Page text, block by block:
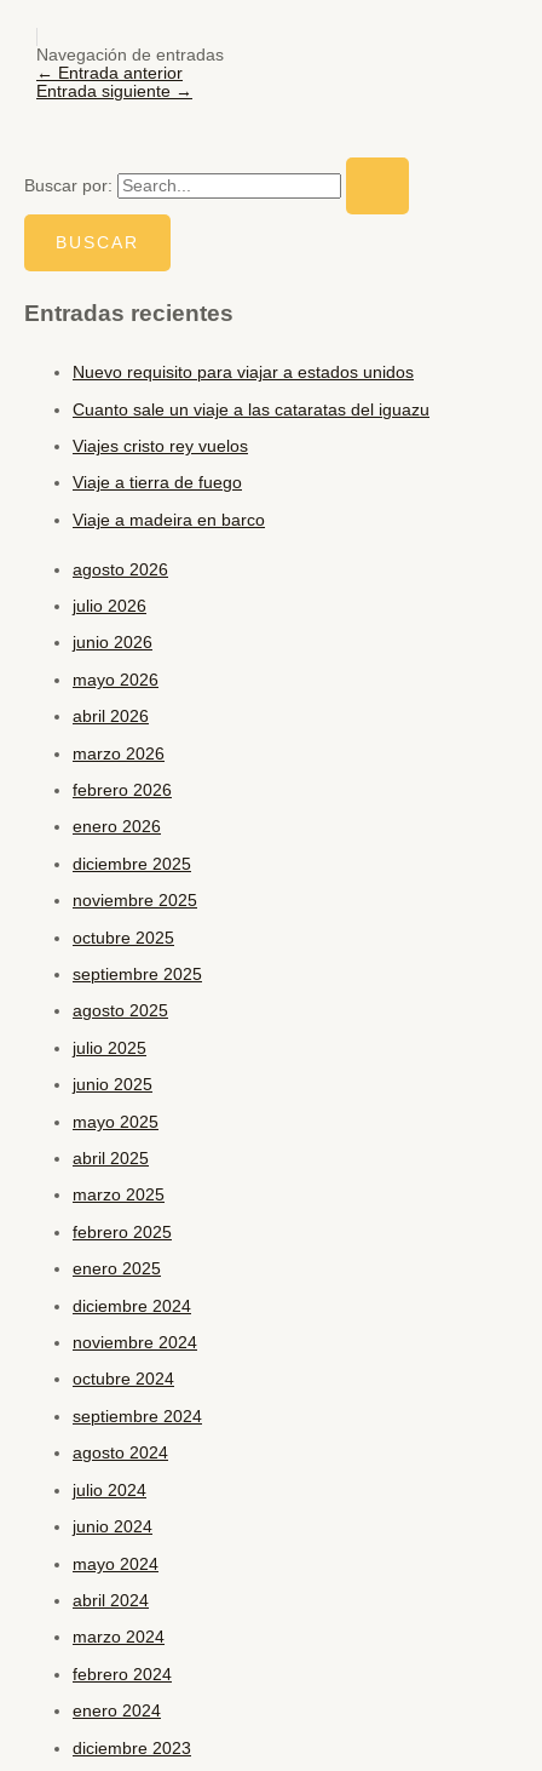
Navegación de entradas
← Entrada anterior
Entrada siguiente →
Buscar por:
Entradas recientes
Nuevo requisito para viajar a estados unidos
Cuanto sale un viaje a las cataratas del iguazu
Viajes cristo rey vuelos
Viaje a tierra de fuego
Viaje a madeira en barco
agosto 2026
julio 2026
junio 2026
mayo 2026
abril 2026
marzo 2026
febrero 2026
enero 2026
diciembre 2025
noviembre 2025
octubre 2025
septiembre 2025
agosto 2025
julio 2025
junio 2025
mayo 2025
abril 2025
marzo 2025
febrero 2025
enero 2025
diciembre 2024
noviembre 2024
octubre 2024
septiembre 2024
agosto 2024
julio 2024
junio 2024
mayo 2024
abril 2024
marzo 2024
febrero 2024
enero 2024
diciembre 2023